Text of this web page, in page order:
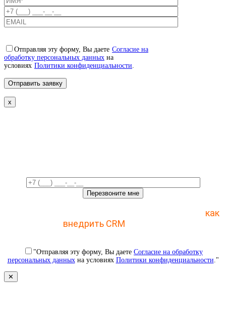
Отправляя эту форму, Вы даете Согласие на
обработку персональных данных на
условиях Политики конфиденциальности.
x
как
внедрить CRM
"Отправляя эту форму, Вы даете Согласие на обработку
персональных данныхна условиях Политики конфиденциальности."
✕